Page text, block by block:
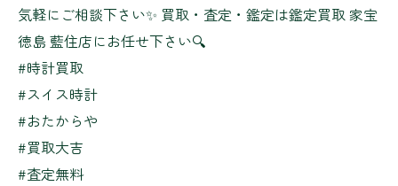
気軽にご相談下さい✨ 買取・査定・鑑定は鑑定買取 家宝
徳島 藍住店にお任せ下さい🔍
#時計買取
#スイス時計
#おたからや
#買取大吉
#査定無料